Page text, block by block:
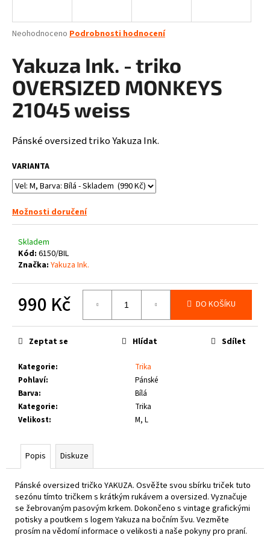
Průměrné
produktu
je
0,0
z
5
hvězdiček.
Neohodnoceno Podrobnosti hodnocení
Yakuza Ink. - triko
OVERSIZED MONKEYS
21045 weiss
Pánskéoversizedtriko Yakuza Ink.
VARIANTA
Možnosti doručení
Skladem
Kód: 6150/BIL
Značka: Yakuza Ink.
990 Kč
cena:
DO KOŠÍKU
Kategorie:
Trika
Pohlaví:
Pánské
Barva:
Bílá
Kategorie:
Trika
Velikost: M, L
Zeptat se Hlídat Sdílet
Popis Diskuze
Pánské oversized tričko YAKUZA. Osvěžte svou sbírku triček tuto
sezónu tímto tričkem s krátkým rukávem a oversized. Vyznačuje
se žebrovaným pasovým krkem. Dokončeno s vintage grafickými
potisky a poutkem s logem Yakuza na bočním švu. Vezměte
prosím na vědomí informace o velikosti a naše pokyny pro praní.
j
t
?
HLEDAT
D
o
p
u
u
m
THOR
STEINAR
LEDVINKA
GUNGNIR
T.S.
790